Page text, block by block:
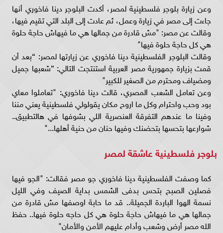
وعن زيارة بلوجر فلسطينية لمصر، أكدت البلوجر دينا فاخوري أنها
جاءت إلى مصر في زيارة وعمل، ثم عادت إلى البلد التي تقيم فيها،
وقالت عن مصر: "مش قادرة من جمالها هي ما فيهاش حاجة حلوة
هي كل حاجة حلوة فيها"
وقالت البلوجر الفلسطينية دينا فاخوري عن زيارتها لمصر: “بعد أن
قمت بزيارة جمهورية مصر العربية استنتجت التالي: ”شعبها جميل
ومضياف ومحترم من الصغير للكبير"
وعن تعامل الشعب المصري، قالت دينا فاخوري: "تعاملوا معاي
بود وحب واحترام وكل ما اروح مكان يقولولي فلسطينية يعني مننا
وفينا ما عندهم التفرقة العنصرية اللي بشوفها في هالتطبيق..
شوارعها بتحسها بتحضنك وفيها حنان من حنية أهلها..."
بلوجر فلسطينية عاشقة لمصر
كما وصفت الفلسطينية دينا فاخوري جو مصر فقالت: "الجو فيها
فصلين الصبح بتحس بدفى الشمس بداية الصيف وفي الليل
نسمة الهوا الباردة الجميلة.. قد ما حابة اوصفها مش قادرة من
جمالها هي ما فيهاش حاجة حلوة هي كل حاجه حلوة فيها.. حفظ
الله مصر أرض وشعب وأدام عليهم الأمن والأمان"